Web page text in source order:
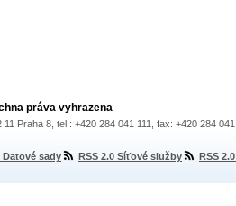
práva vyhrazena
Praha 8, tel.: +420 284 041 111, fax: +420 284
Datové sady RSS 2.0 Síťové služby RSS